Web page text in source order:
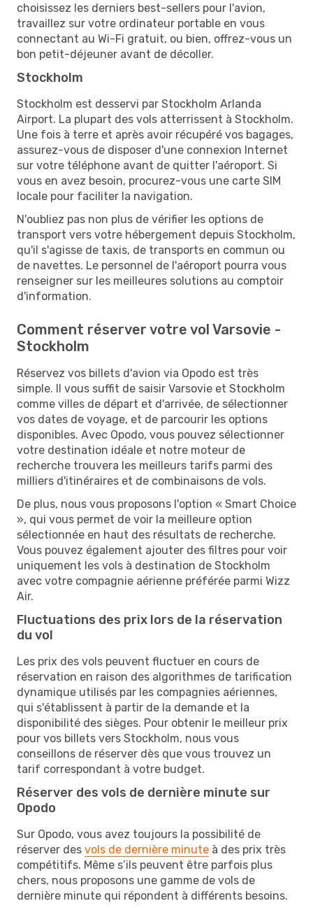
choisissez les derniers best-sellers pour l'avion,
travaillez sur votre ordinateur portable en vous
connectant au Wi-Fi gratuit, ou bien, offrez-vous un
bon petit-déjeuner avant de décoller.
Stockholm
Stockholm est desservi par Stockholm Arlanda
Airport. La plupart des vols atterrissent à Stockholm.
Une fois à terre et après avoir récupéré vos bagages,
assurez-vous de disposer d'une connexion Internet
sur votre téléphone avant de quitter l'aéroport. Si
vous en avez besoin, procurez-vous une carte SIM
locale pour faciliter la navigation.
N'oubliez pas non plus de vérifier les options de
transport vers votre hébergement depuis Stockholm,
qu'il s'agisse de taxis, de transports en commun ou
de navettes. Le personnel de l'aéroport pourra vous
renseigner sur les meilleures solutions au comptoir
d'information.
Comment réserver votre vol Varsovie -
Stockholm
Réservez vos billets d'avion via Opodo est très
simple. Il vous suffit de saisir Varsovie et Stockholm
comme villes de départ et d'arrivée, de sélectionner
vos dates de voyage, et de parcourir les options
disponibles. Avec Opodo, vous pouvez sélectionner
votre destination idéale et notre moteur de
recherche trouvera les meilleurs tarifs parmi des
milliers d'itinéraires et de combinaisons de vols.
De plus, nous vous proposons l'option « Smart Choice
», qui vous permet de voir la meilleure option
sélectionnée en haut des résultats de recherche.
Vous pouvez également ajouter des filtres pour voir
uniquement les vols à destination de Stockholm
avec votre compagnie aérienne préférée parmi Wizz
Air.
Fluctuations des prix lors de la réservation
du vol
Les prix des vols peuvent fluctuer en cours de
réservation en raison des algorithmes de tarification
dynamique utilisés par les compagnies aériennes,
qui s'établissent à partir de la demande et la
disponibilité des sièges. Pour obtenir le meilleur prix
pour vos billets vers Stockholm, nous vous
conseillons de réserver dès que vous trouvez un
tarif correspondant à votre budget.
Réserver des vols de dernière minute sur
Opodo
Sur Opodo, vous avez toujours la possibilité de
réserver des vols de dernière minute à des prix très
compétitifs. Même s’ils peuvent être parfois plus
chers, nous proposons une gamme de vols de
dernière minute qui répondent à différents besoins.